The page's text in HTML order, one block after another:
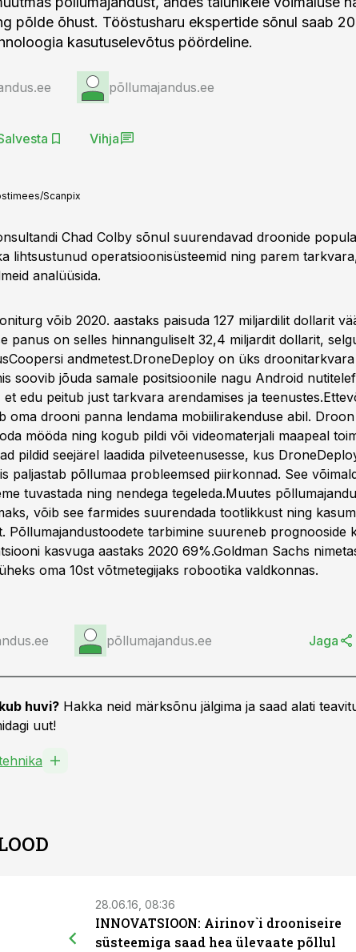
põlde õhust. Tööstusharu ekspertide sõnul saab
kasutuselevõtus pöördeline.
põllumajandus.ee
Vihja
Scanpix
Chad Colby sõnul suurendavad droonide
lihtsustunud operatsioonisüsteemid ning parem
analüüsida.
võib 2020. aastaks paisuda 127 miljardilit dollarit
panus on selles hinnanguliselt 32,4 miljardit dollarit,
andmetest.DroneDeploy on üks
soovib jõuda samale positsioonile nagu Android
et edu peitub just tarkvara arendamises ja
oma drooni panna lendama mobiilirakenduse abil.
mööda ning kogub pildi või videomaterjali maapeal
pildid seejärel laadida pilveteenusesse, kus
paljastab põllumaa probleemsed piirkonnad. See
tuvastada ning nendega tegeleda.Muutes
võib see farmides suurendada tootlikkust ning
Põllumajandustoodete tarbimine suureneb prognooside
kasvuga aastaks 2020 69%.Goldman Sachs
oma 10st võtmetegijaks robootika valdkonnas.
põllumajandus.ee Jaga
huvi? Hakka neid märksõnu jälgima ja saad alati
uut!
28.06.16, 08:36
INNOVATSIOON: Airinov`i drooniseire
süsteemiga saad hea ülevaate põllul